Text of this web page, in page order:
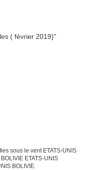
sous le vent ETATS-UNIS
ETATS-UNIS
BOLIVIE